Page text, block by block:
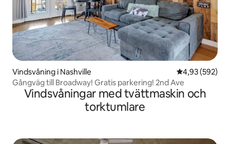
Vindsvåning i Nashville 4,93 av 5 i
4,93 (592)
Gångväg till Broadway! Gratis parkering! 2nd Ave
Vindsvåningar med tvättmaskin och
torktumlare